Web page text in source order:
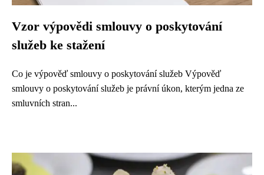
Vzor výpovědi smlouvy o poskytování
služeb ke stažení
Co je výpověď smlouvy o poskytování služeb Výpověď
smlouvy o poskytování služeb je právní úkon, kterým jedna ze
smluvních stran...